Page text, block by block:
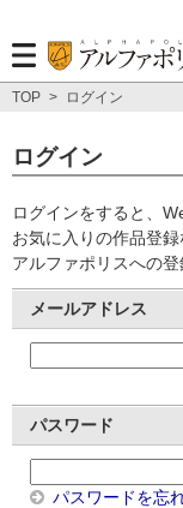
TOP > ログイン
ログイン
ログインをすると、
お気に入りの作品登
アルファポリスへの
メールアドレス
パスワード
パスワードを忘